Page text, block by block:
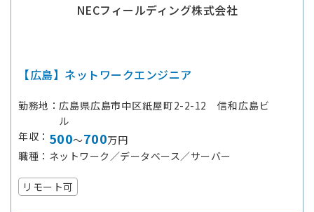
NECフィールディング株式会社
【広島】ネットワークエンジニア
勤務地
広島県広島市中区紙屋町2-2-12 信和広島ビ
ル
年収
500～700万円
職種
ネットワーク／データベース／サーバー
リモート可